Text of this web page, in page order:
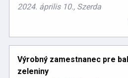
2024. április 10., Szerda
Výrobný zamestnanec pre
zeleniny